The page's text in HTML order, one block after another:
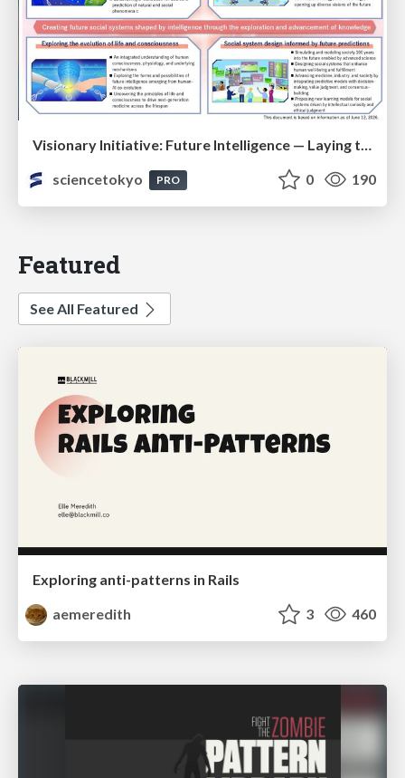
Visionary Initiative: Future Intelligence — Laying the foundations for the future of science, intelligence, and society | Science Tokyo
sciencetokyo
PRO 0 190
Featured
See All Featured
Exploring anti-patterns in Rails
aemeredith
3 460